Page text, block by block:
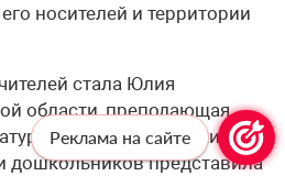
носителей и территории
стала Юлия
области, преподающая
а лучшие практики
дошкольников представила
Реклама на сайте